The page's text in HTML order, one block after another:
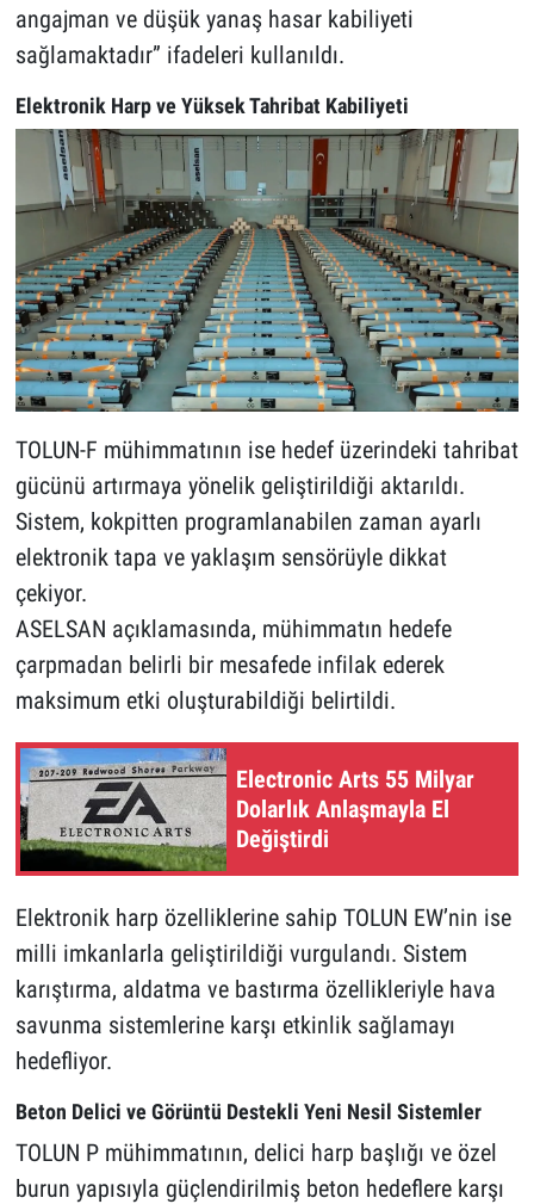
angajman ve düşük yanaş hasar kabiliyeti
sağlamaktadır” ifadeleri kullanıldı.
Elektronik Harp ve Yüksek Tahribat Kabiliyeti
TOLUN-F mühimmatının ise hedef üzerindeki tahribat
gücünü artırmaya yönelik geliştirildiği aktarıldı.
Sistem, kokpitten programlanabilen zaman ayarlı
elektronik tapa ve yaklaşım sensörüyle dikkat
çekiyor.
ASELSAN açıklamasında, mühimmatın hedefe
çarpmadan belirli bir mesafede infilak ederek
maksimum etki oluşturabildiği belirtildi.
Electronic Arts 55 Milyar
Dolarlık Anlaşmayla El
Değiştirdi
Elektronik harp özelliklerine sahip TOLUN EW’nin ise
milli imkanlarla geliştirildiği vurgulandı. Sistem
karıştırma, aldatma ve bastırma özellikleriyle hava
savunma sistemlerine karşı etkinlik sağlamayı
hedefliyor.
Beton Delici ve Görüntü Destekli Yeni Nesil Sistemler
TOLUN P mühimmatının, delici harp başlığı ve özel
burun yapısıyla güçlendirilmiş beton hedeflere karşı